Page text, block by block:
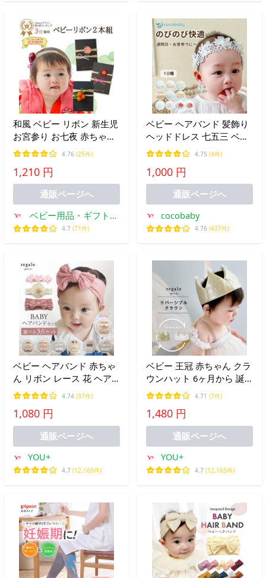
和風 ベビー リボン 新生児
お宮参り お七夜 赤ちゃん
ヘアアクセサリー 髪飾り
赤ちゃん ヘアバンド リボ
ン 和風 ベビー 新生児 お
宮参り
4.76 (25件)
1,210 円
通販ページへ
ベビー用品・ギフトの
セットゼロ
4.7 (71件)
ベビー ヘアバンド 髪飾り
ヘッドドレス 七五三 ベビ
ードレス セレモニードレ
ス ヘアアクセ 1歳 誕生日
新生児 退院 100日 結婚式
お宮参り cocobaby
4.75 (4件)
1,000 円
通販ページへ
cocobaby
4.76 (437件)
ベビー ヘアバンド 赤ちゃ
ん リボン レース 花 ヘア
アクセサリー 女の子 ター
バン 髪飾り お宮参り 結婚
式 【3本セット】ベビーヘ
アバンドセット regalo
4.74 (97件)
1,080 円
通販ページへ
YOU+
4.7 (12,165件)
ベビー 王冠 赤ちゃん クラ
ウンハット 6ヶ月から 誕
生日 ハーフバースデーお
祝い 男の子 女の子 リバー
シブルクラウン regalo piu
4.71 (7件)
1,480 円
通販ページへ
YOU+
4.7 (12,165件)